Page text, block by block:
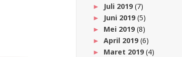
► Juli 2019(7)
► Juni 2019(5)
► Mei 2019(8)
► April 2019(6)
► Maret 2019(4)